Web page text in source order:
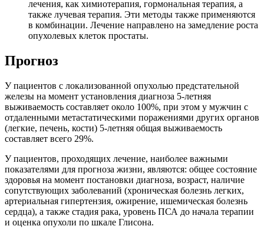
лечения, как химиотерапия, гормональная терапия, а
также лучевая терапия. Эти методы также применяются
в комбинации. Лечение направлено на замедление роста
опухолевых клеток простаты.
Прогноз
У пациентов с локализованной опухолью предстательной
железы на момент установления диагноза 5-летняя
выживаемость составляет около 100%, при этом у мужчин с
отдаленными метастатическими поражениями других органов
(легкие, печень, кости) 5-летняя общая выживаемость
составляет всего 29%.
У пациентов, проходящих лечение, наиболее важными
показателями для прогноза жизни, являются: общее состояние
здоровья на момент постановки диагноза, возраст, наличие
сопутствующих заболеваний (хроническая болезнь легких,
артериальная гипертензия, ожирение, ишемическая болезнь
сердца), а также стадия рака, уровень ПСА до начала терапии
и оценка опухоли по шкале Глисона.